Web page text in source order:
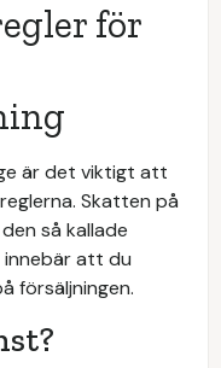
för
är det viktigt att
Skatten på
så kallade
att du
försäljningen.